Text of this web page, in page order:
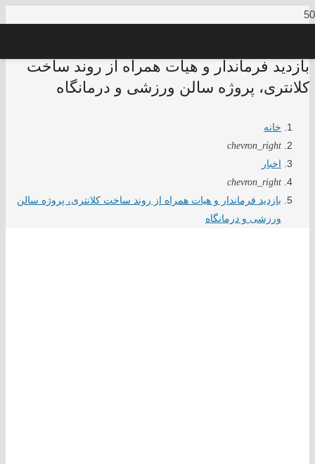
بازدید فرماندار و هیات همراه از روند ساخت
کلانتری، پروژه سالن ورزشی و درمانگاه
خانه
chevron_right
اخبار
chevron_right
بازدید فرماندار و هیات همراه از روند ساخت کلانتری، پروژه سالن
ورزشی و درمانگاه